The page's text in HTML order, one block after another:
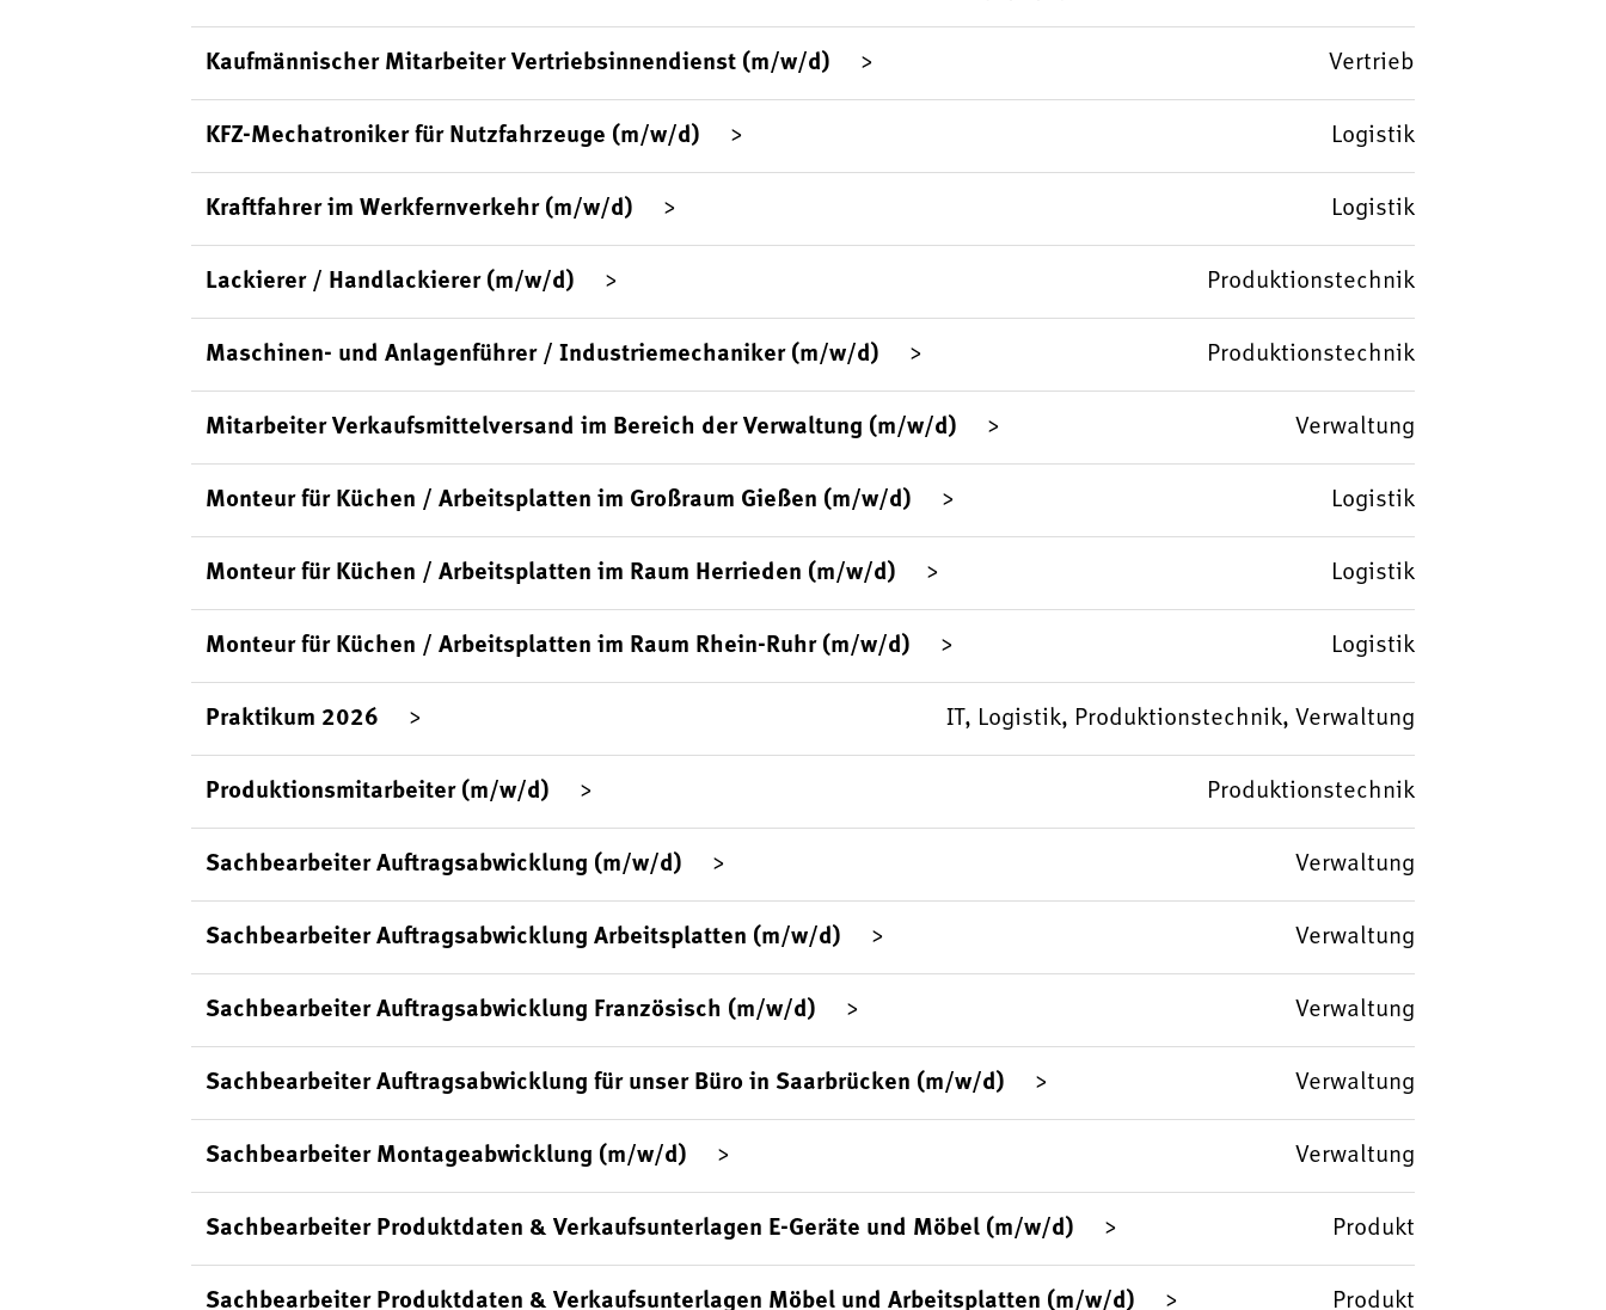
Kaufmännischer Mitarbeiter Vertriebsinnendienst (m/w/d) Vertrieb
KFZ-Mechatroniker für Nutzfahrzeuge (m/w/d) Logistik
Kraftfahrer im Werkfernverkehr (m/w/d) Logistik
Lackierer / Handlackierer (m/w/d) Produktionstechnik
Maschinen- und Anlagenführer / Industriemechaniker (m/w/d) Produktionstechnik
Mitarbeiter Verkaufsmittelversand im Bereich der Verwaltung (m/w/d) Verwaltung
Monteur für Küchen / Arbeitsplatten im Großraum Gießen (m/w/d) Logistik
Monteur für Küchen / Arbeitsplatten im Raum Herrieden (m/w/d) Logistik
Monteur für Küchen / Arbeitsplatten im Raum Rhein-Ruhr (m/w/d) Logistik
Praktikum 2026 IT, Logistik, Produktionstechnik, Verwaltung
Produktionsmitarbeiter (m/w/d) Produktionstechnik
Sachbearbeiter Auftragsabwicklung (m/w/d) Verwaltung
Sachbearbeiter Auftragsabwicklung Arbeitsplatten (m/w/d) Verwaltung
Sachbearbeiter Auftragsabwicklung Französisch (m/w/d) Verwaltung
Sachbearbeiter Auftragsabwicklung für unser Büro in Saarbrücken (m/w/d) Verwaltung
Sachbearbeiter Montageabwicklung (m/w/d) Verwaltung
Sachbearbeiter Produktdaten & Verkaufsunterlagen E-Geräte und Möbel (m/w/d) Produkt
Sachbearbeiter Produktdaten & Verkaufsunterlagen Möbel und Arbeitsplatten (m/w/d) Produkt